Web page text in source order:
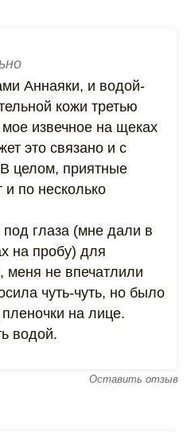
Аннаяки, и водой-
кожи третью
извечное на щеках
это связано и с
целом, приятные
и по несколько
глаза (мне дали в
на пробу) для
меня не впечатлили
чуть-чуть, но было
на лице.
водой.
Оставить отзыв